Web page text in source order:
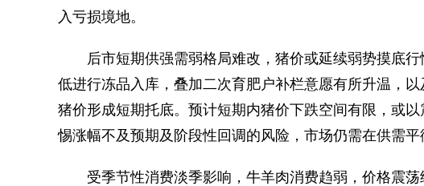
入亏损境地。
后市短期供强需弱格局难改，猪价或延续弱势摸底行
低进行冻品入库，叠加二次育肥户补栏意愿有所升温，
猪价形成短期托底。预计短期内猪价下跌空间有限，或
惕涨幅不及预期及阶段性回调的风险，市场仍需在供需平
受季节性消费淡季影响，牛羊肉消费趋弱，价格震荡